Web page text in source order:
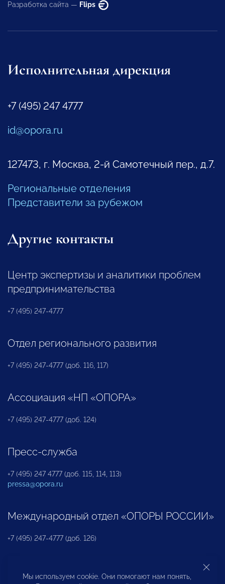
Разработка сайта — Flips
Исполнительная дирекция
+7 (495) 247 4777
id@opora.ru
127473, г. Москва, 2-й Самотечный пер., д.7.
Региональные отделения
Представители за рубежом
Другие контакты
Центр экспертизы и аналитики проблем
предпринимательства
+7 (495) 247-4777
Отдел регионального развития
+7 (495) 247-4777 (доб. 116, 117)
Ассоциация «НП «ОПОРА»
+7 (495) 247-4777 (доб. 124)
Пресс-служба
+7 (495) 247 4777 (доб. 115, 114, 113)
pressa@opora.ru
Международный отдел «ОПОРЫ РОССИИ»
+7 (495) 247-4777 (доб. 126)
Бюро по защите прав предпринимателей и
Мы используем cookie. Они помогают нам понять,